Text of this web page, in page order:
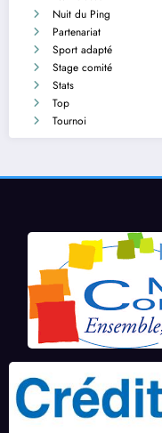
Nuit du Ping
Partenariat
Sport adapté
Stage comité
Stats
Top
Tournoi